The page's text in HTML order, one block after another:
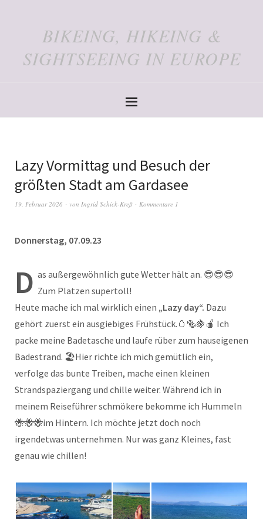
BIKEING, HIKEING &
SIGHTSEEING IN EUROPE
Lazy Vormittag und Besuch der
größten Stadt am Gardasee
19. Februar 2026 von Ingrid Schick-Kreß Kommentare 1
Donnerstag, 07.09.23
D as außergewöhnlich gute Wetter hält an. 😎😎😎
Zum Platzen supertoll!
Heute mache ich mal wirklich einen „Lazy day“. Dazu
gehört zuerst ein ausgiebiges Frühstück.🥚🥯🍇🍎 Ich
packe meine Badetasche und laufe rüber zum hauseigenen
Badestrand. 🏖️Hier richte ich mich gemütlich ein,
verfolge das bunte Treiben, mache einen kleinen
Strandspaziergang und chille weiter. Während ich in
meinem Reiseführer schmökere bekomme ich Hummeln
🐝🐝🐝im Hintern. Ich möchte jetzt doch noch
irgendetwas unternehmen. Nur was ganz Kleines, fast
genau wie chillen!